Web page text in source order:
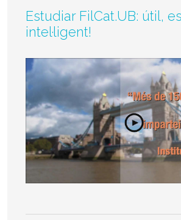
Estudiar FilCat.UB: útil,
intel·ligent!